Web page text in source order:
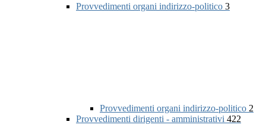
Provvedimenti organi indirizzo-politico 3
Provvedimenti organi indirizzo-politico 2
Provvedimenti dirigenti - amministrativi 422